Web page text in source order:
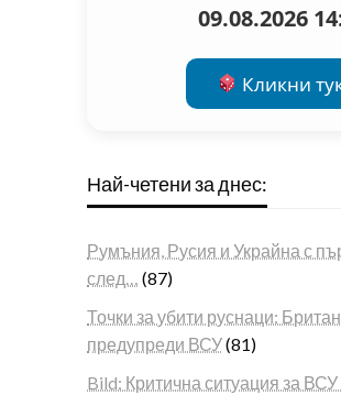
09.08.2026
Кликни
Най-четени за днес:
Румъния, Русия и Украйна с
след…
(87)
Точки за убити руснаци:
предупреди ВСУ(81)
Bild: Критична ситуация за